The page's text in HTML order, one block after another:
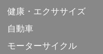
健康・エクササイズ
自動車
モーターサイクル